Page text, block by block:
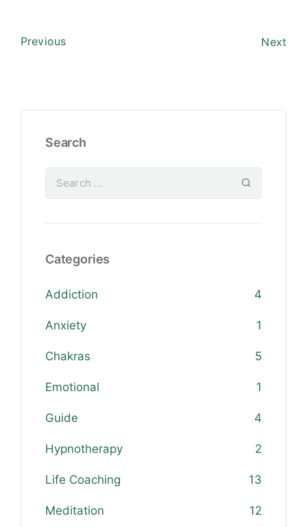
Previous Next
Search
Categories
Addiction 4
Anxiety 1
Chakras 5
Emotional 1
Guide 4
Hypnotherapy 2
Life Coaching 13
Meditation 12